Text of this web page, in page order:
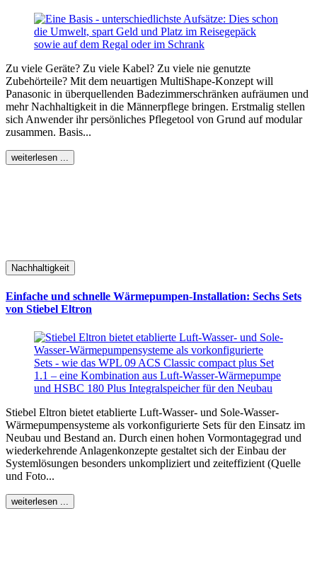
Zu viele Geräte? Zu viele Kabel? Zu viele nie genutzte
Zubehörteile? Mit dem neuartigen MultiShape-Konzept will
Panasonic in überquellenden Badezimmerschränken aufräumen und
mehr Nachhaltigkeit in die Männerpflege bringen. Erstmalig stellen
sich Anwender ihr persönliches Pflegetool von Grund auf modular
zusammen. Basis...
weiterlesen ...
Nachhaltigkeit
Einfache und schnelle Wärmepumpen-Installation: Sechs Sets
von Stiebel Eltron
Stiebel Eltron bietet etablierte Luft-Wasser- und Sole-Wasser-
Wärmepumpensysteme als vorkonfigurierte Sets für den Einsatz im
Neubau und Bestand an. Durch einen hohen Vormontagegrad und
wiederkehrende Anlagenkonzepte gestaltet sich der Einbau der
Systemlösungen besonders unkompliziert und zeiteffizient (Quelle
und Foto...
weiterlesen ...